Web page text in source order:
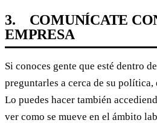
3. COMUNÍCATE
EMPRESA
Si conoces gente que esté dentro
preguntarles a cerca de su
Lo puedes hacer también
ver como se mueve en el ámbito